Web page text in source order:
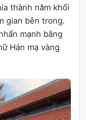
thành năm khối
gian bên trong.
mạnh bằng
Hán mạ vàng